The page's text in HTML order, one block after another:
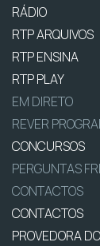
RÁDIO
RTP ARQUIVOS
RTP ENSINA
RTP PLAY
EM DIRETO
REVER
CONCURSOS
PERGUNTAS
CONTACTOS
CONTACTOS
PROVEDORA